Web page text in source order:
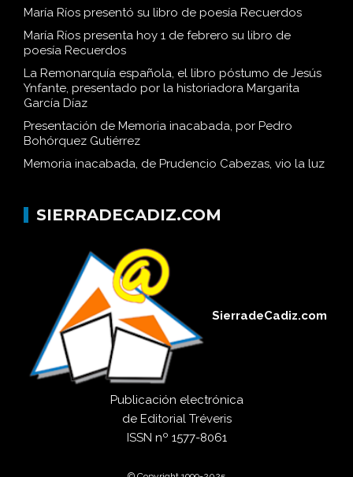
María Ríos presentó su libro de poesía Recuerdos
María Ríos presenta hoy 1 de febrero su libro de
poesía Recuerdos
La Remonarquía española, el libro póstumo de Jesús
Ynfante, presentado por la historiadora Margarita
García Díaz
Presentación de Memoria inacabada, por Pedro
Bohórquez Gutiérrez
Memoria inacabada, de Prudencio Cabezas, vio la luz
SIERRADECADIZ.COM
SierradeCadiz.com
Publicación electrónica
de Editorial Tréveris
ISSN nº 1577-8061